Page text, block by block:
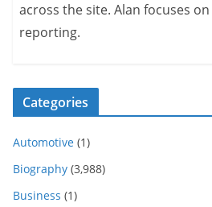
across the site. Alan focuses
reporting.
Categories
Automotive (1)
Biography (3,988)
Business (1)